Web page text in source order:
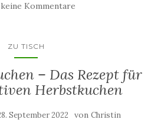
Kommentare
ZU TISCH
– Das Rezept für
Herbstkuchen
September 2022 von Christin